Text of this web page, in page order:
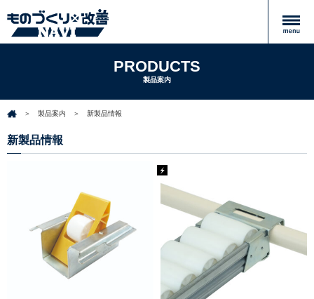
PRODUCTS
製品案内
製品案内 新製品情報
新製品情報